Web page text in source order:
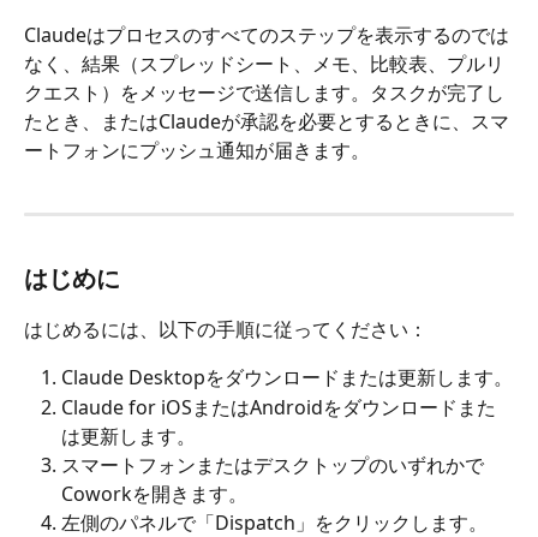
Claudeはプロセスのすべてのステップを表示するのでは
なく、結果（スプレッドシート、メモ、比較表、プルリ
クエスト）をメッセージで送信します。タスクが完了し
たとき、またはClaudeが承認を必要とするときに、スマ
ートフォンにプッシュ通知が届きます。
はじめに
はじめるには、以下の手順に従ってください：
Claude Desktopをダウンロードまたは更新します。
Claude for iOSまたはAndroidをダウンロードまた
は更新します。
スマートフォンまたはデスクトップのいずれかで
Coworkを開きます。
左側のパネルで「Dispatch」をクリックします。